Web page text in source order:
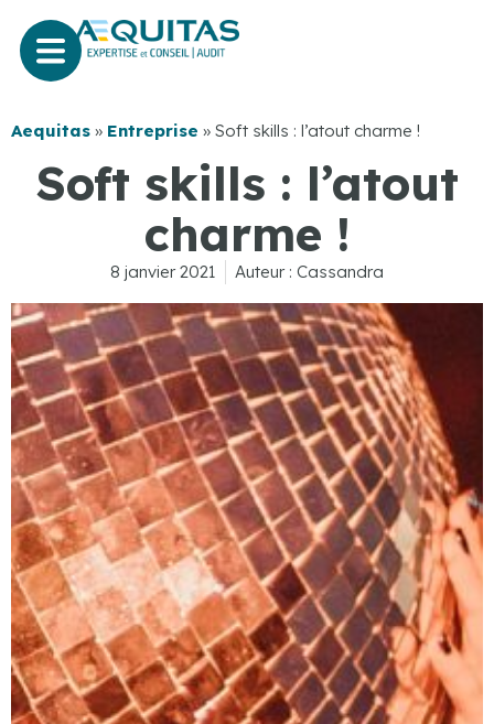
Aequitas » Entreprise » Soft skills : l’atout charme !
Soft skills : l’atout
charme !
8 janvier 2021 Auteur : Cassandra